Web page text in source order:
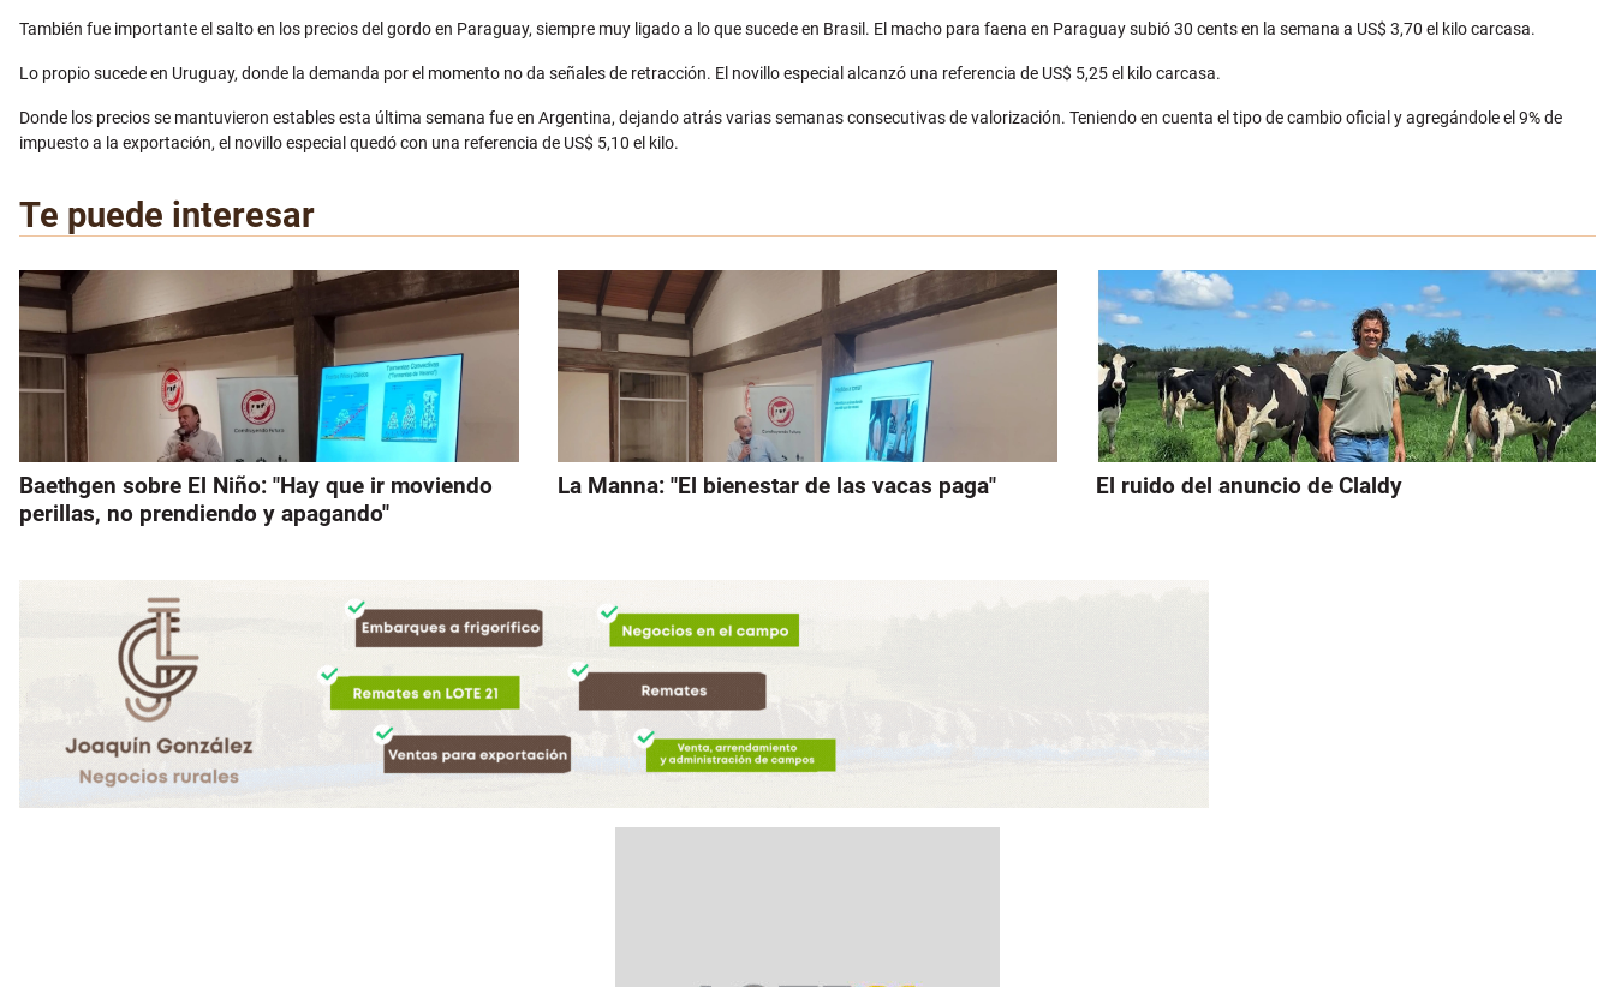
También fue importante el salto en los precios del gordo en Paraguay, siempre muy ligado a lo que sucede en Brasil. El macho para faena en Paraguay subió 30 cents en la semana a US$ 3,70 el kilo carcasa.
Lo propio sucede en Uruguay, donde la demanda por el momento no da señales de retracción. El novillo especial alcanzó una referencia de US$ 5,25 el kilo carcasa.
Donde los precios se mantuvieron estables esta última semana fue en Argentina, dejando atrás varias semanas consecutivas de valorización. Teniendo en cuenta el tipo de cambio oficial y agregándole el 9% de
impuesto a la exportación, el novillo especial quedó con una referencia de US$ 5,10 el kilo.
Te puede interesar
Baethgen sobre El Niño: "Hay que ir moviendo
perillas, no prendiendo y apagando"
La Manna: "El bienestar de las vacas paga" El ruido del anuncio de Claldy